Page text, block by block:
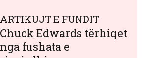
ARTIKUJT E FUNDIT
Chuck Edwards tërhiqet
nga fushata e